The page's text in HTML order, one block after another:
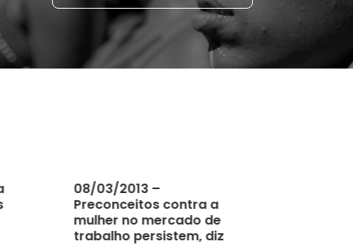
08/03/2013 –
Preconceitos contra a
mulher no mercado de
trabalho persistem, diz